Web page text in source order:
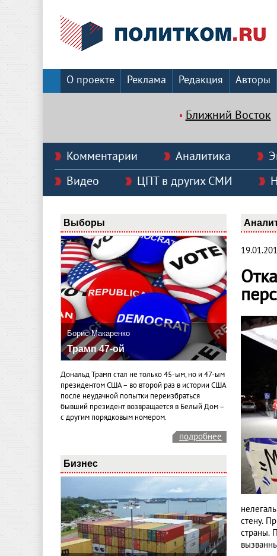
О проекте Реклама Редакция Авторы
Ближний Восток
Комментарии Аналитика
Видео
ЦПТ в других СМИ
Выборы
Борис Макаренко
Трамп 47-ой
Дональд Трамп стал не только 45-ым, но и 47-ым
президентом США – во второй раз в истории США
после неудачной попытки переизбраться
бывший президент возвращается в Белый Дом –
с другим порядковым номером.
подробнее
Бизнес
стену.
страны.